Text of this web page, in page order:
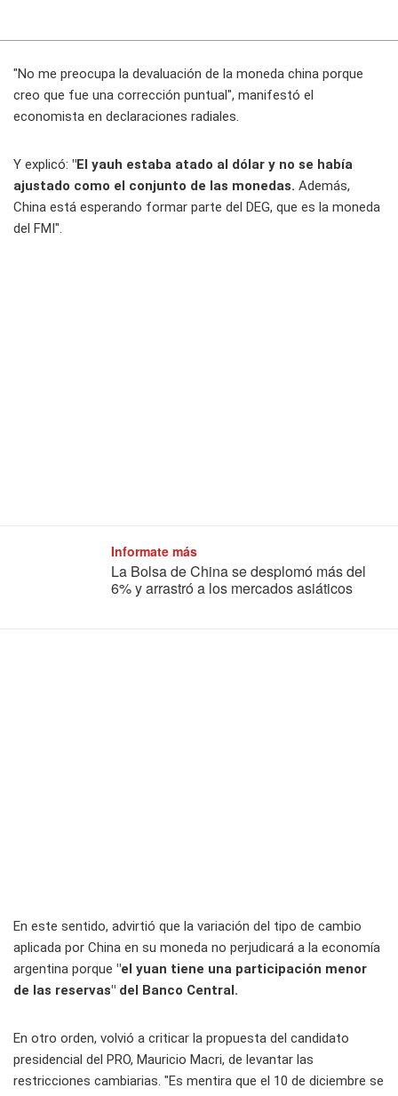
"No me preocupa la devaluación de la moneda china porque
creo que fue una corrección puntual", manifestó el
economista en declaraciones radiales.
Y explicó: "El yauh estaba atado al dólar y no se había
ajustado como el conjunto de las monedas. Además,
China está esperando formar parte del DEG, que es la moneda
del FMI".
Informate más
La Bolsa de China se desplomó más del
6% y arrastró a los mercados asiáticos
En este sentido, advirtió que la variación del tipo de cambio
aplicada por China en su moneda no perjudicará a la economía
argentina porque "el yuan tiene una participación menor
de las reservas" del Banco Central.
En otro orden, volvió a criticar la propuesta del candidato
presidencial del PRO, Mauricio Macri, de levantar las
restricciones cambiarias. "Es mentira que el 10 de diciembre se